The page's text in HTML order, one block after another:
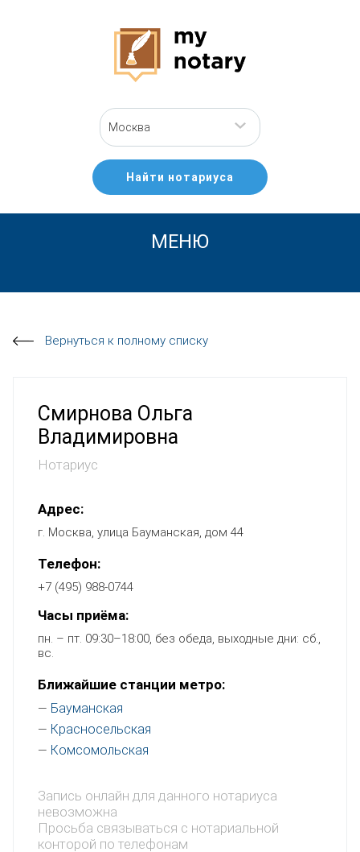
Москва
Найти нотариуса
МЕНЮ
Вернуться к полному списку
Смирнова Ольга
Владимировна
Нотариус
Адрес:
г. Москва, улица Бауманская, дом 44
Телефон:
+7 (495) 988-0744
Часы приёма:
пн. – пт. 09:30–18:00, без обеда, выходные дни: сб.,
вс.
Ближайшие станции метро:
— Бауманская
— Красносельская
— Комсомольская
Запись онлайн для данного нотариуса
невозможна
Просьба связываться с нотариальной
конторой по телефонам